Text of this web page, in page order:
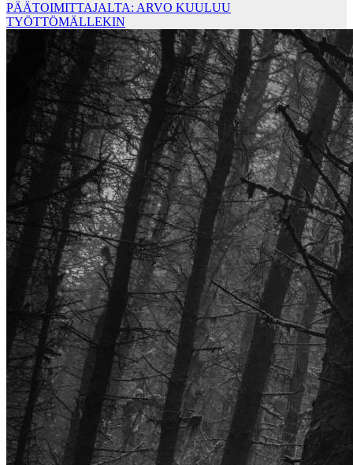
PÄÄTOIMITTAJALTA: ARVO KUULUU
TYÖTTÖMÄLLEKIN